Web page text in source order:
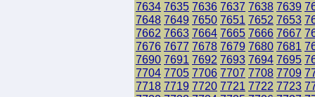
7634 7635 7636 7637 7638 7639
7648 7649 7650 7651 7652 7653
7662 7663 7664 7665 7666 7667
7676 7677 7678 7679 7680 7681
7690 7691 7692 7693 7694 7695
7704 7705 7706 7707 7708 7709
7718 7719 7720 7721 7722 7723